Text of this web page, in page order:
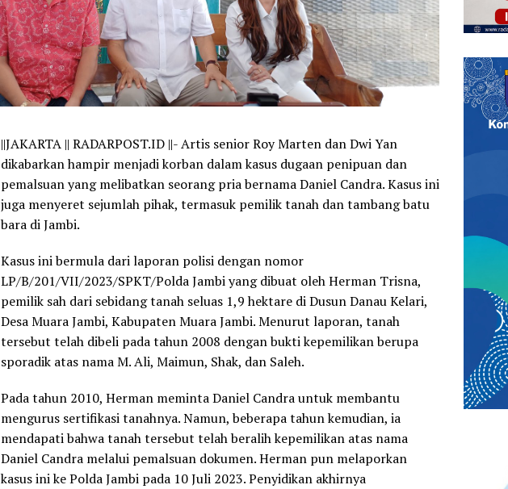
||JAKARTA || RADARPOST.ID ||-Artis senior Roy Marten dan Dwi Yan
dikabarkan hampir menjadi korban dalam kasus dugaan penipuan dan
pemalsuan yang melibatkan seorang pria bernama Daniel Candra. Kasus ini
juga menyeret sejumlah pihak, termasuk pemilik tanah dan tambang batu
bara di Jambi.
Kasus ini bermula dari laporan polisi dengan nomor
LP/B/201/VII/2023/SPKT/Polda Jambi yang dibuat oleh Herman Trisna,
pemilik sah dari sebidang tanah seluas 1,9 hektare di Dusun Danau Kelari,
Desa Muara Jambi, Kabupaten Muara Jambi. Menurut laporan, tanah
tersebut telah dibeli pada tahun 2008 dengan bukti kepemilikan berupa
sporadik atas nama M. Ali, Maimun, Shak, dan Saleh.
Pada tahun 2010, Herman meminta Daniel Candra untuk membantu
mengurus sertifikasi tanahnya. Namun, beberapa tahun kemudian, ia
mendapati bahwa tanah tersebut telah beralih kepemilikan atas nama
Daniel Candra melalui pemalsuan dokumen. Herman pun melaporkan
kasus ini ke Polda Jambi pada 10 Juli 2023. Penyidikan akhirnya